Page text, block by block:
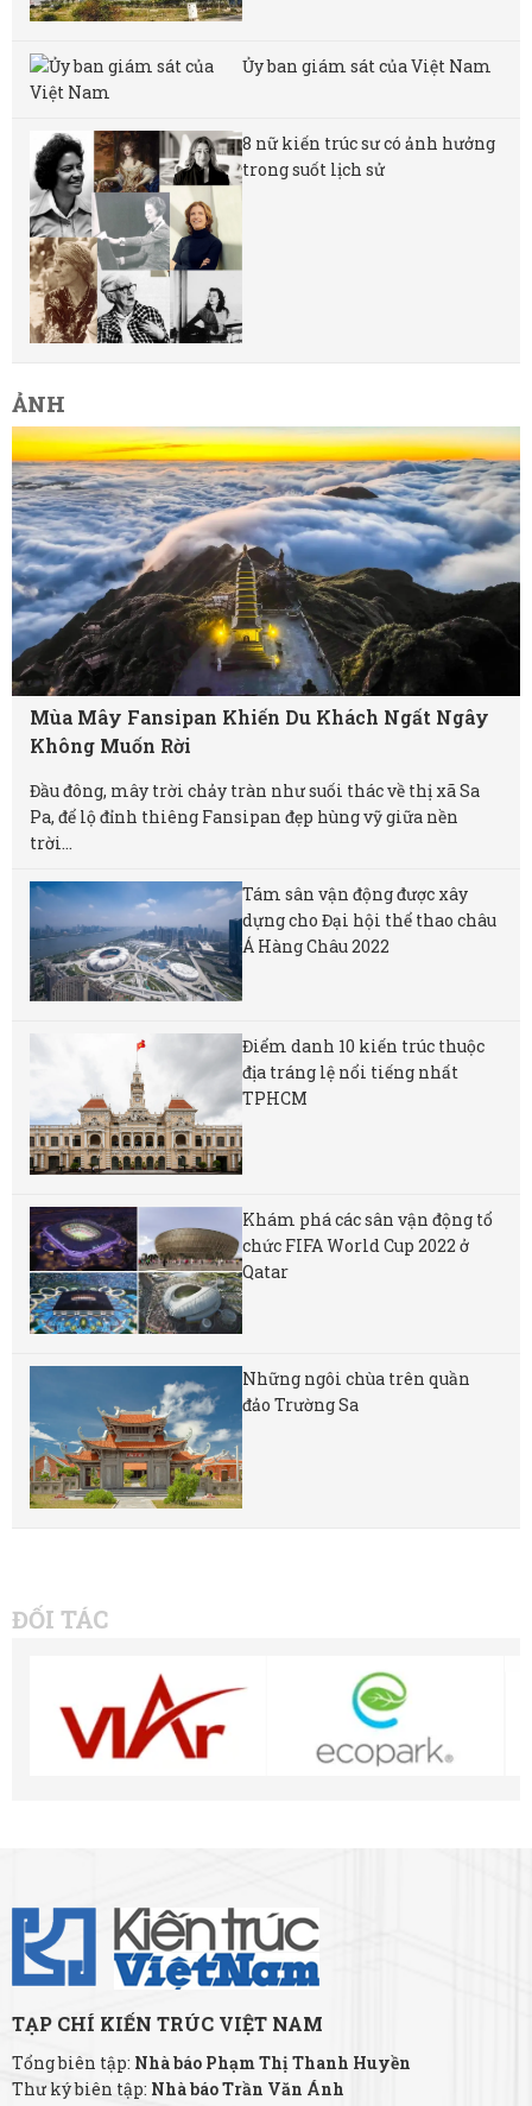
Ủy ban giám sát của Việt Nam
8 nữ kiến ​​trúc sư có ảnh hưởng
trong suốt lịch sử
ẢNH
Mùa Mây Fansipan Khiến Du Khách Ngất Ngây
Không Muốn Rời
Đầu đông, mây trời chảy tràn như suối thác về thị xã Sa
Pa, để lộ đỉnh thiêng Fansipan đẹp hùng vỹ giữa nền
trời...
Tám sân vận động được xây
dựng cho Đại hội thể thao châu
Á Hàng Châu 2022
Điểm danh 10 kiến trúc thuộc
địa tráng lệ nổi tiếng nhất
TPHCM
Khám phá các sân vận động tổ
chức FIFA World Cup 2022 ở
Qatar
Những ngôi chùa trên quần
đảo Trường Sa
ĐỐI TÁC
TẠP CHÍ KIẾN TRÚC VIỆT NAM
Tổng biên tập: Nhà báo Phạm Thị Thanh Huyền
Thư ký biên tập: Nhà báo Trần Văn Ánh